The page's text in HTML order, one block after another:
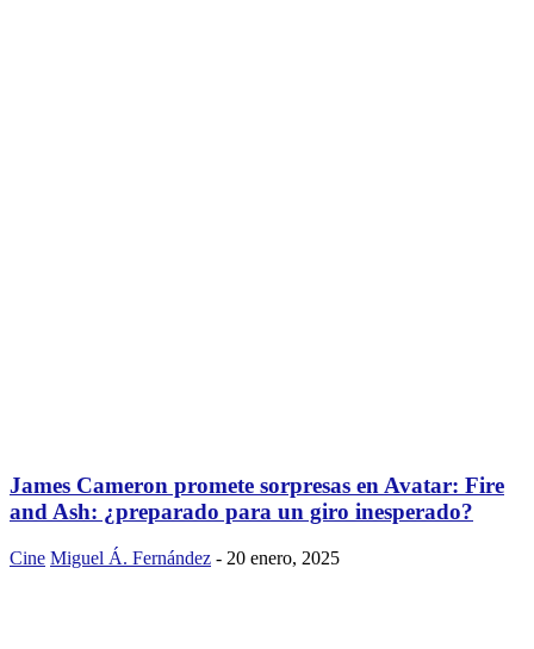
James Cameron promete sorpresas en Avatar: Fire
and Ash: ¿preparado para un giro inesperado?
Cine Miguel Á. Fernández - 20 enero, 2025